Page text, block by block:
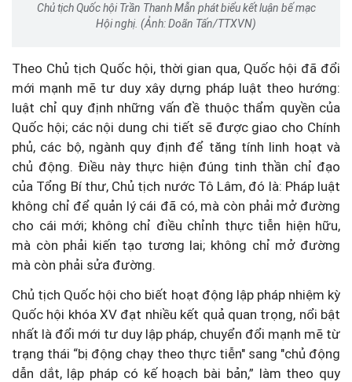
Chủ tịch Quốc hội Trần Thanh Mẫn phát biểu kết luận bế mạc
Hội nghị. (Ảnh: Doãn Tấn/TTXVN)
Theo Chủ tịch Quốc hội, thời gian qua, Quốc hội đã đổi
mới mạnh mẽ tư duy xây dựng pháp luật theo hướng:
luật chỉ quy định những vấn đề thuộc thẩm quyền của
Quốc hội; các nội dung chi tiết sẽ được giao cho Chính
phủ, các bộ, ngành quy định để tăng tính linh hoạt và
chủ động. Điều này thực hiện đúng tinh thần chỉ đạo
của Tổng Bí thư, Chủ tịch nước Tô Lâm, đó là: Pháp luật
không chỉ để quản lý cái đã có, mà còn phải mở đường
cho cái mới; không chỉ điều chỉnh thực tiễn hiện hữu,
mà còn phải kiến tạo tương lai; không chỉ mở đường
mà còn phải sửa đường.
Chủ tịch Quốc hội cho biết hoạt động lập pháp nhiệm kỳ
Quốc hội khóa XV đạt nhiều kết quả quan trọng, nổi bật
nhất là đổi mới tư duy lập pháp, chuyển đổi mạnh mẽ từ
trạng thái “bị động chạy theo thực tiễn" sang "chủ động
dẫn dắt, lập pháp có kế hoạch bài bản,” làm theo quy